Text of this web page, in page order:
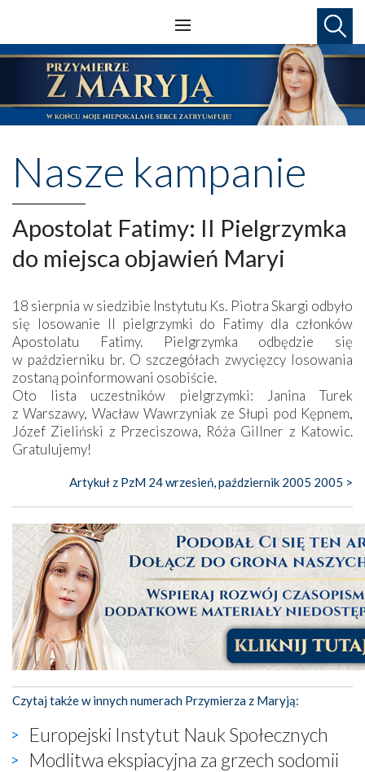
Nasze kampanie
Apostolat Fatimy: II Pielgrzymka
do miejsca objawień Maryi
18 sierpnia w siedzibie Instytutu Ks. Piotra Skargi odbyło
się losowanie II pielgrzymki do Fatimy dla członków
Apostolatu Fatimy. Pielgrzymka odbędzie się
w październiku br. O szczegółach zwycięzcy losowania
zostaną poinformowani osobiście.
Oto lista uczestników pielgrzymki: Janina Turek
z Warszawy, Wacław Wawrzyniak ze Słupi pod Kępnem,
Józef Zieliński z Przeciszowa, Róża Gillner z Katowic.
Gratulujemy!
Artykuł z PzM 24 wrzesień, październik 2005 2005 >
Czytaj także w innych numerach Przymierza z Maryją:
Europejski Instytut Nauk Społecznych
Modlitwa ekspiacyjna za grzech sodomii